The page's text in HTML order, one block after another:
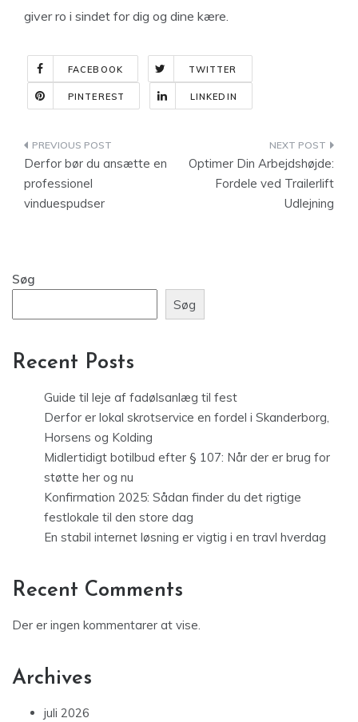
giver ro i sindet for dig og dine kære.
FACEBOOK TWITTER
PINTEREST LINKEDIN
Indlægsnavigation
Derfor bør du ansætte en
professionel
vinduespudser
Optimer Din Arbejdshøjde:
Fordele ved Trailerlift
Udlejning
Søg
Søg
Recent Posts
Guide til leje af fadølsanlæg til fest
Derfor er lokal skrotservice en fordel i Skanderborg,
Horsens og Kolding
Midlertidigt botilbud efter § 107: Når der er brug for
støtte her og nu
Konfirmation 2025: Sådan finder du det rigtige
festlokale til den store dag
En stabil internet løsning er vigtig i en travl hverdag
Recent Comments
Der er ingen kommentarer at vise.
Archives
juli 2026